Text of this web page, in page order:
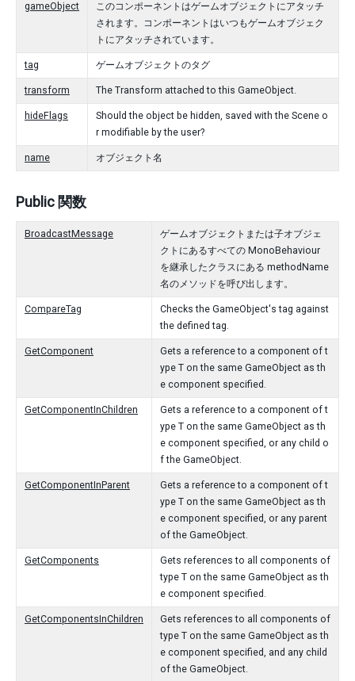
gameObject
このコンポーネントはゲームオブジェクトにアタッチ
されます。コンポーネントはいつもゲームオブジェク
トにアタッチされています。
tag ゲームオブジェクトのタグ
transform The Transform attached to this GameObject.
hideFlags
Should the object be hidden, saved with the Scene o
r modifiable by the user?
name オブジェクト名
Public 関数
BroadcastMessage
ゲームオブジェクトまたは子オブジェ
クトにあるすべての MonoBehaviour
を継承したクラスにある methodName
名のメソッドを呼び出します。
CompareTag
Checks the GameObject's tag against
the defined tag.
GetComponent
Gets a reference to a component of t
ype T on the same GameObject as th
e component specified.
GetComponentInChildren
Gets a reference to a component of t
ype T on the same GameObject as th
e component specified, or any child o
f the GameObject.
GetComponentInParent
Gets a reference to a component of t
ype T on the same GameObject as th
e component specified, or any parent
of the GameObject.
GetComponents
Gets references to all components of
type T on the same GameObject as th
e component specified.
GetComponentsInChildren
Gets references to all components of
type T on the same GameObject as th
e component specified, and any child
of the GameObject.